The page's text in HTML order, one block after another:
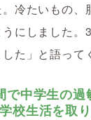
冷たいもの、
にしました。
た」と語って
で中学生の過
生活を取